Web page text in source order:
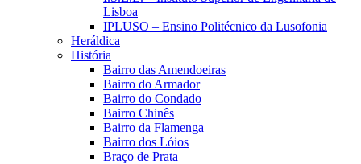
Lisboa
IPLUSO – Ensino Politécnico da Lusofonia
Heráldica
História
Bairro das Amendoeiras
Bairro do Armador
Bairro do Condado
Bairro Chinês
Bairro da Flamenga
Bairro dos Lóios
Braço de Prata